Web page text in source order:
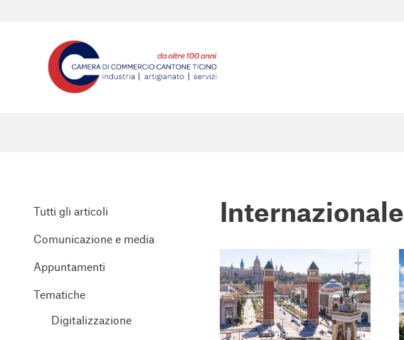
Tutti gli articoli
Comunicazione e media
Appuntamenti
Tematiche
Digitalizzazione
Internazionale